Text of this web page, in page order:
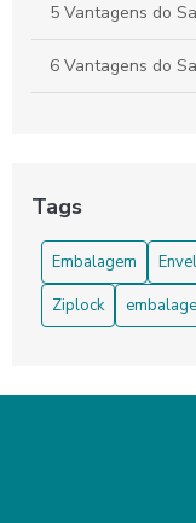
5 Vantagens do
6 Vantagens do
Conhecer
7 ideias criativas
dia
Tags
Embalagem
Ziplock